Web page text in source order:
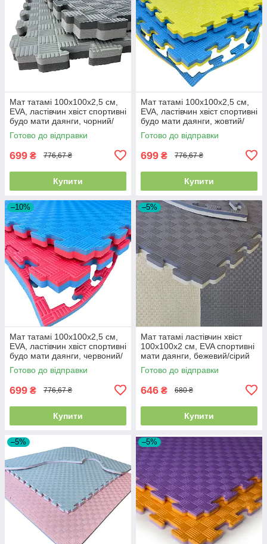
Мат татамі 100х100х2,5 см,
EVA, ластівчин хвіст спортивні
будо мати даянги, чорний/
сірий
Готово до відправки
699 ₴ 776,67 ₴
Купити
Мат татамі 100х100х2,5 см,
EVA, ластівчин хвіст спортивні
будо мати даянги, жовтий/
синій
Готово до відправки
699 ₴ 776,67 ₴
Купити
–10%
Мат татамі 100х100х2,5 см,
EVA, ластівчин хвіст спортивні
будо мати даянги, червоний/
синій
Готово до відправки
699 ₴ 776,67 ₴
Купити
–5%
Мат татамі ластівчин хвіст
100х100х2 см, EVA спортивні
мати даянги, бежевий/сірий
Готово до відправки
646 ₴ 680 ₴
Купити
–5% –5%